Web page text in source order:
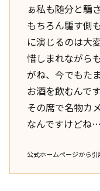
ぁ私も随分と騙
もちろん騙す側
に演じるのは大
惜しまれながら
がね、今でもた
お酒を飲むんです
その席で名物カ
なんですけどね…
公式ホームページから引